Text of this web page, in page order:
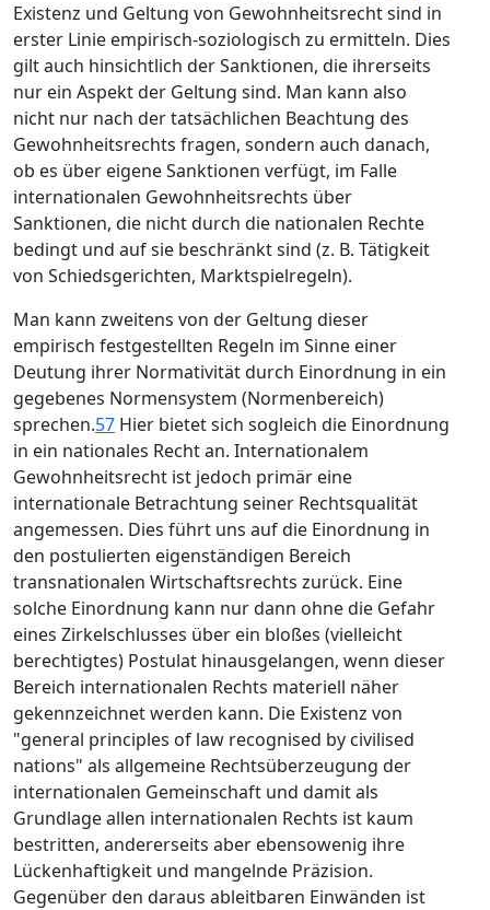
Existenz und Geltung von Gewohnheitsrecht sind in
erster Linie empirisch-soziologisch zu ermitteln. Dies
gilt auch hinsichtlich der Sanktionen, die ihrerseits
nur ein Aspekt der Geltung sind. Man kann also
nicht nur nach der tatsächlichen Beachtung des
Gewohnheitsrechts fragen, sondern auch danach,
ob es über eigene Sanktionen verfügt, im Falle
internationalen Gewohnheitsrechts über
Sanktionen, die nicht durch die nationalen Rechte
bedingt und auf sie beschränkt sind (z. B. Tätigkeit
von Schiedsgerichten, Marktspielregeln).
Man kann zweitens von der Geltung dieser
empirisch festgestellten Regeln im Sinne einer
Deutung ihrer Normativität durch Einordnung in ein
gegebenes Normensystem (Normenbereich)
sprechen.57 Hier bietet sich sogleich die Einordnung
in ein nationales Recht an. Internationalem
Gewohnheitsrecht ist jedoch primär eine
internationale Betrachtung seiner Rechtsqualität
angemessen. Dies führt uns auf die Einordnung in
den postulierten eigenständigen Bereich
transnationalen Wirtschaftsrechts zurück. Eine
solche Einordnung kann nur dann ohne die Gefahr
eines Zirkelschlusses über ein bloßes (vielleicht
berechtigtes) Postulat hinausgelangen, wenn dieser
Bereich internationalen Rechts materiell näher
gekennzeichnet werden kann. Die Existenz von
"general principles of law recognised by civilised
nations" als allgemeine Rechtsüberzeugung der
internationalen Gemeinschaft und damit als
Grundlage allen internationalen Rechts ist kaum
bestritten, andererseits aber ebensowenig ihre
Lückenhaftigkeit und mangelnde Präzision.
Gegenüber den daraus ableitbaren Einwänden ist